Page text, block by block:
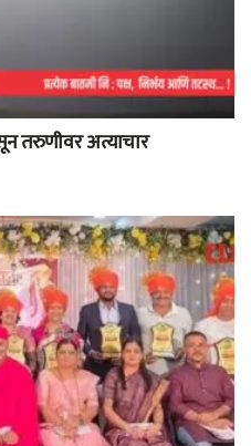
तरुणीवर अत्याचार